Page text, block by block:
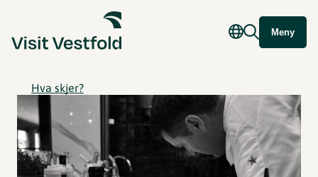
Meny
Hva skjer?